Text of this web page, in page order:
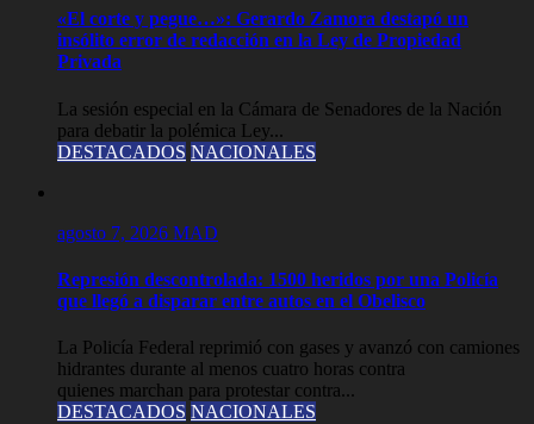
«El corte y pegue…»: Gerardo Zamora destapó un
insólito error de redacción en la Ley de Propiedad
Privada
La sesión especial en la Cámara de Senadores de la Nación
para debatir la polémica Ley...
DESTACADOS NACIONALES
agosto 7, 2026 MAD
Represión descontrolada: 1500 heridos por una Policía
que llegó a disparar entre autos en el Obelisco
La Policía Federal reprimió con gases y avanzó con camiones
hidrantes durante al menos cuatro horas contra
quienes marchan para protestar contra...
DESTACADOS NACIONALES